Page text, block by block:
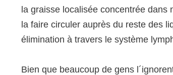
la graisse localisée concentrée dans
la faire circuler auprès du reste des
élimination à travers le système
Bien que beaucoup de gens